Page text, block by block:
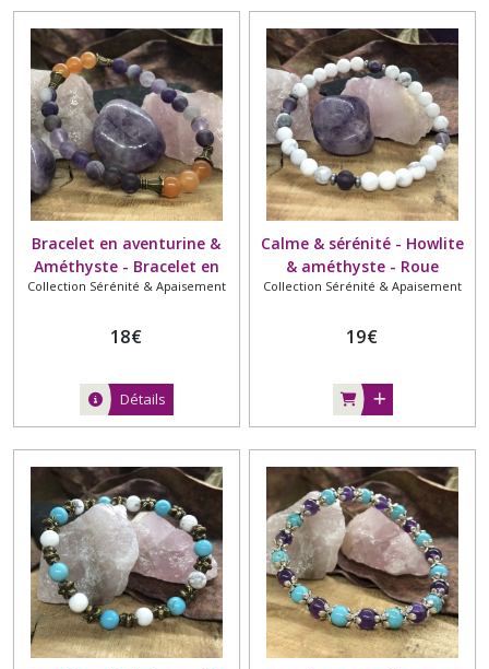
Bracelet en aventurine &
Améthyste - Bracelet en
perles naturelles - 6mm -
(non représentée sur la
Collection Sérénité & Apaisement
18€
Détails
Calme & sérénité - Howlite
& améthyste - Roue
hématite - 6mm
Collection Sérénité & Apaisement
19€